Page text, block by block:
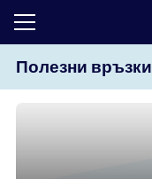
ТОП ОФЕРТИ
Полезни връзки